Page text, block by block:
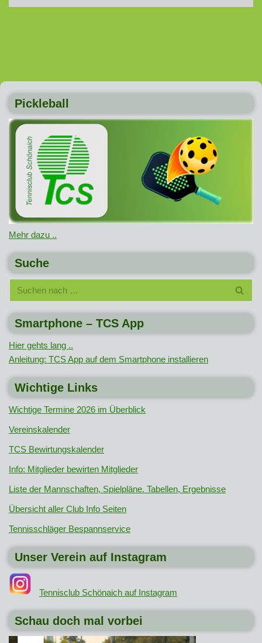
Pickleball
Mehr dazu ..
Suche
Smartphone – TCS App
Hier gehts lang ..
Anleitung: TCS App auf dem Smartphone installieren
Wichtige Links
Wichtige Termine 2026 im Überblick
Vereinskalender
TCS Bewirtungskalender
Info: Mitglieder bewirten Mitglieder
Liste der Mannschaften, Spielpläne. Tabellen, Ergebnisse
Übersicht aller Club Info Seiten
Tennisschläger Bespannservice
Unser Verein auf Instagram
Tennisclub Schönaich auf Instagram
Schau doch mal vorbei